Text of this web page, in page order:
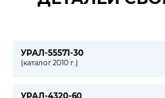
УРАЛ-55571-30
(каталог 2010 г.)